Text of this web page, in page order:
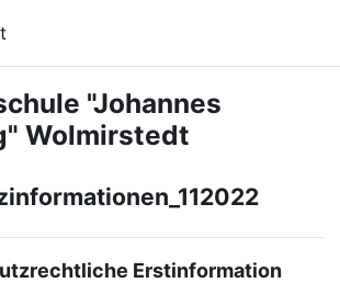
"Johannes
Wolmirstedt
Erstinformation